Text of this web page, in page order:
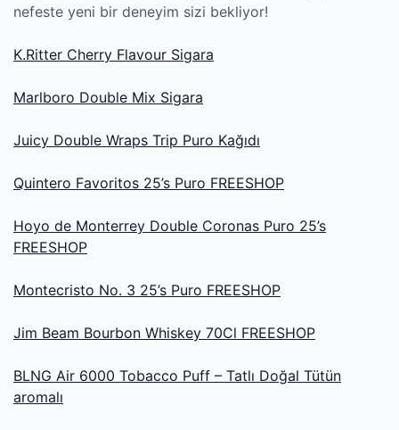
nefeste yeni bir deneyim sizi bekliyor!
K.Ritter Cherry Flavour Sigara
Marlboro Double Mix Sigara
Juicy Double Wraps Trip Puro Kağıdı
Quintero Favoritos 25’s Puro FREESHOP
Hoyo de Monterrey Double Coronas Puro 25’s
FREESHOP
Montecristo No. 3 25’s Puro FREESHOP
Jim Beam Bourbon Whiskey 70Cl FREESHOP
BLNG Air 6000 Tobacco Puff – Tatlı Doğal Tütün
aromalı